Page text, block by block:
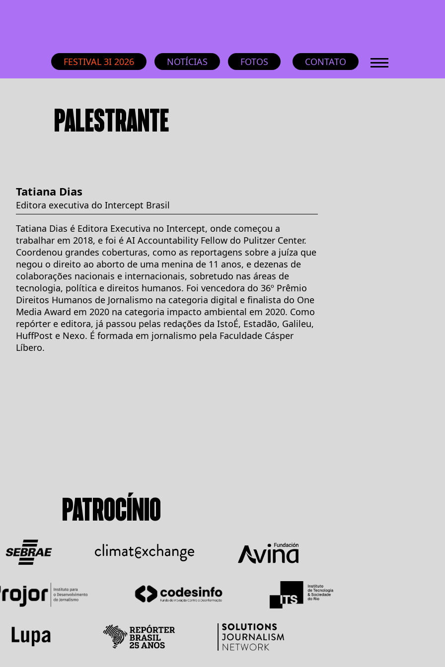
FESTIVAL 3I 2026 NOTÍCIAS FOTOS CONTATO
PALESTRANTE
Tatiana Dias
Editora executiva do Intercept Brasil
Tatiana Dias é Editora Executiva no Intercept, onde começou a
trabalhar em 2018, e foi é AI Accountability Fellow do Pulitzer Center.
Coordenou grandes coberturas, como as reportagens sobre a juíza que
negou o direito ao aborto de uma menina de 11 anos, e dezenas de
colaborações nacionais e internacionais, sobretudo nas áreas de
tecnologia, política e direitos humanos. Foi vencedora do 36º Prêmio
Direitos Humanos de Jornalismo na categoria digital e finalista do One
Media Award em 2020 na categoria impacto ambiental em 2020. Como
repórter e editora, já passou pelas redações da IstoÉ, Estadão, Galileu,
HuffPost e Nexo. É formada em jornalismo pela Faculdade Cásper
Líbero.
PATROCÍNIO